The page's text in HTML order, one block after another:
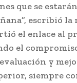
que se
escribió la
el enlace al
el
y
siempre